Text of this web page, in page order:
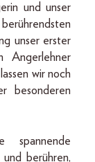
und unser
unser erster
Angerlehner
wir noch
besonderen
spannende
berühren,